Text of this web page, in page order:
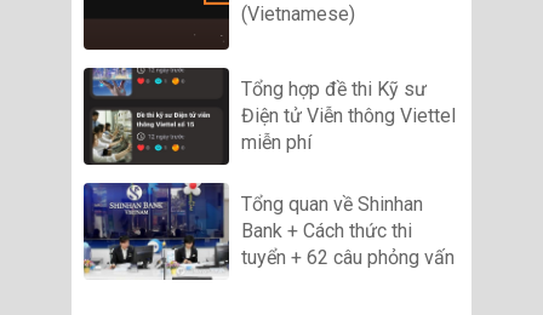
(Vietnamese)
Tổng hợp đề thi Kỹ sư
Điện tử Viễn thông Viettel
miễn phí
Tổng quan về Shinhan
Bank + Cách thức thi
tuyển + 62 câu phỏng vấn